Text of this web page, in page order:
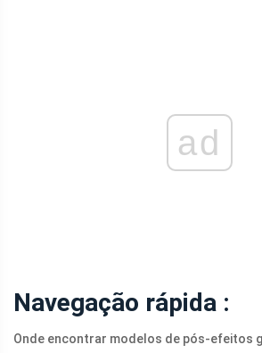
ad
Navegação rápida :
Onde encontrar modelos de pós-efeitos